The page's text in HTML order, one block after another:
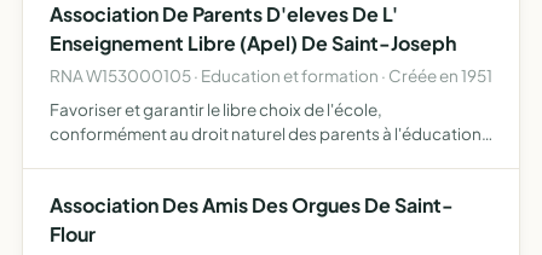
Association De Parents D'eleves De L'
Enseignement Libre (Apel) De Saint-Joseph
RNA W153000105 · Education et formation · Créée en 1951
Favoriser et garantir le libre choix de l'école,
conformément au droit naturel des parents à l'éducation
catholiqu…
Association Des Amis Des Orgues De Saint-
Flour